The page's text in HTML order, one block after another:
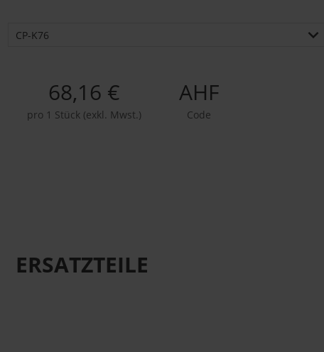
CP-K76
68,16 €
pro 1 Stück (exkl. Mwst.)
AHF
Code
ERSATZTEILE